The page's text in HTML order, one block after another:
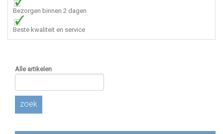
Bezorgen binnen 2 dagen
Beste kwaliteit en service
Alle artikelen
zoek